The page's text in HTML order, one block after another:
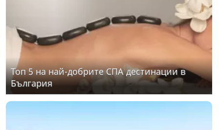
Топ 5 на най-добрите СПА дестинации в
България